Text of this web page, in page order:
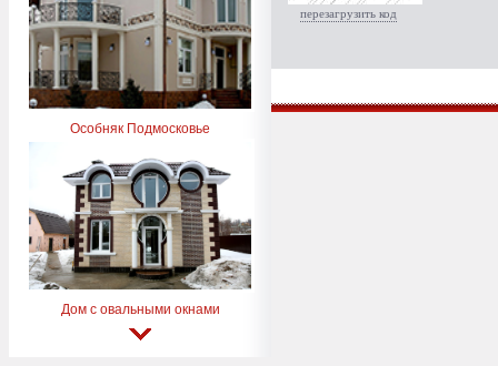
Особняк Подмосковье
Дом с овальными окнами
перезагрузить код